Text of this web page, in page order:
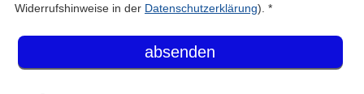
Widerrufshinweise in der Datenschutzerklärung). *
absenden